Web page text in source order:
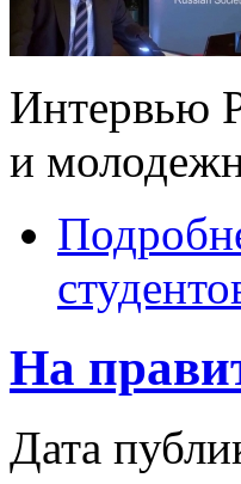
Интервью
и
На
Дата